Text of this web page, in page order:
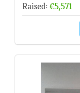
Raised: €5,571